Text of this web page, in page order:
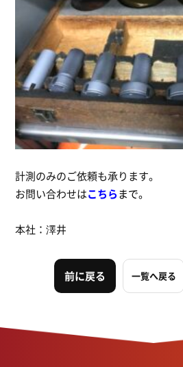
計測のみのご依頼も承ります。
お問い合わせはこちらまで。
本社：澤井
前に戻る 一覧へ戻る